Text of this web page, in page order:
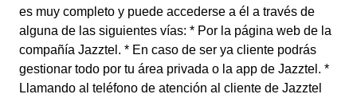
es muy completo y puede accederse a él a través de
alguna de las siguientes vías: * Por la página web de la
compañía Jazztel. * En caso de ser ya cliente podrás
gestionar todo por tu área privada o la app de Jazztel. *
Llamando al teléfono de atención al cliente de Jazztel